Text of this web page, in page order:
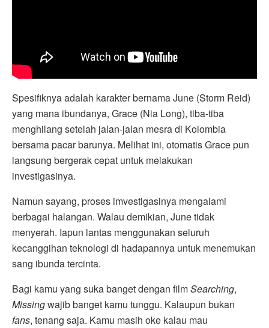
Spesifiknya adalah karakter bernama June (Storm Reid)
yang mana ibundanya, Grace (Nia Long), tiba-tiba
menghilang setelah jalan-jalan mesra di Kolombia
bersama pacar barunya. Melihat ini, otomatis Grace pun
langsung bergerak cepat untuk melakukan
investigasinya.
Namun sayang, proses imvestigasinya mengalami
berbagai halangan. Walau demikian, June tidak
menyerah. Iapun lantas menggunakan seluruh
kecanggihan teknologi di hadapannya untuk menemukan
sang ibunda tercinta.
Bagi kamu yang suka banget dengan filmSearching,
Missingwajib banget kamu tunggu. Kalaupun bukan
fans, tenang saja. Kamu masih oke kalau mau